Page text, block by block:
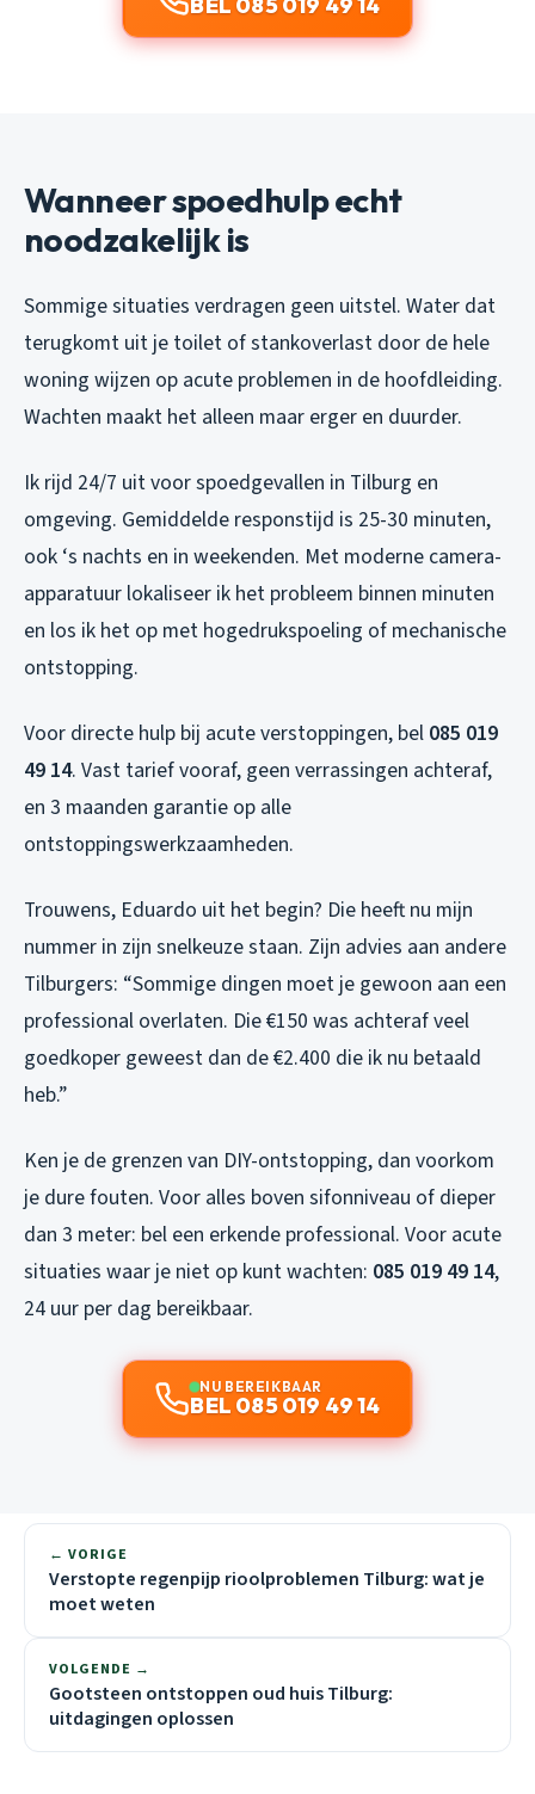
Wanneer spoedhulp echt
noodzakelijk is
Sommige situaties verdragen geen uitstel. Water dat
terugkomt uit je toilet of stankoverlast door de hele
woning wijzen op acute problemen in de hoofdleiding.
Wachten maakt het alleen maar erger en duurder.
Ik rijd 24/7 uit voor spoedgevallen in Tilburg en
omgeving. Gemiddelde responstijd is 25-30 minuten,
ook ‘s nachts en in weekenden. Met moderne camera-
apparatuur lokaliseer ik het probleem binnen minuten
en los ik het op met hogedrukspoeling of mechanische
ontstopping.
Voor directe hulp bij acute verstoppingen, bel 085 019
49 14. Vast tarief vooraf, geen verrassingen achteraf,
en 3 maanden garantie op alle
ontstoppingswerkzaamheden.
Trouwens, Eduardo uit het begin? Die heeft nu mijn
nummer in zijn snelkeuze staan. Zijn advies aan andere
Tilburgers: “Sommige dingen moet je gewoon aan een
professional overlaten. Die €150 was achteraf veel
goedkoper geweest dan de €2.400 die ik nu betaald
heb.”
Ken je de grenzen van DIY-ontstopping, dan voorkom
je dure fouten. Voor alles boven sifonniveau of dieper
dan 3 meter: bel een erkende professional. Voor acute
situaties waar je niet op kunt wachten: 085 019 49 14,
24 uur per dag bereikbaar.
NU BEREIKBAAR
BEL 085 019 49 14
← VORIGE
Verstopte regenpijp rioolproblemen Tilburg: wat je
moet weten
VOLGENDE →
Gootsteen ontstoppen oud huis Tilburg:
uitdagingen oplossen